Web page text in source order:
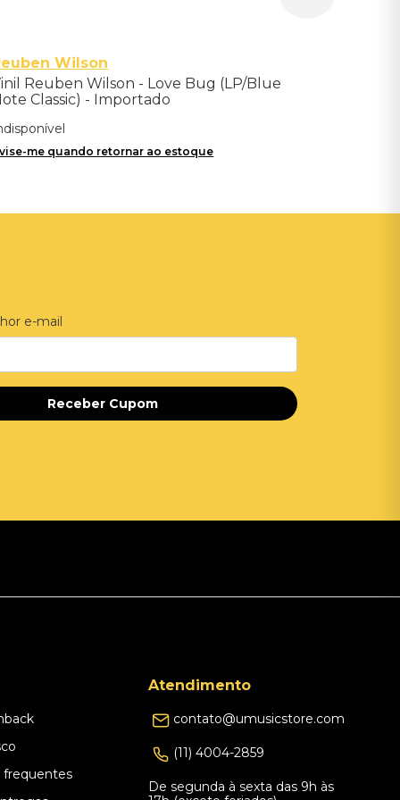
Wilson
Reuben Wilson - Love Bug (LP/Blue
Classic) - Importado
me quando retornar ao estoque
e-mail
Receber Cupom
frequentes
Atendimento
contato@umusicstore.com
(11) 4004-2859
De segunda à sexta das 9h às